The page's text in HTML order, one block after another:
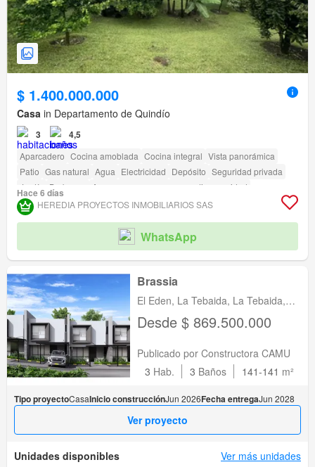
$ 1.400.000.000
Casa in Departamento de Quindío
3 4,5
Aparcadero Cocina amoblada Cocina integral Vista panorámica
Patio Gas natural Agua Electricidad Depósito Seguridad privada
Jardín
Barbecue Acceso para personas con discapacidad
Hace 6 días
HEREDIA PROYECTOS INMOBILIARIOS SAS
WhatsApp
Brassia
El Eden, La Tebaida, La Tebaida,
Quindio
Desde $ 869.500.000
Publicado por Constructora CAMU
3 Hab. 3 Baños 141-141 m²
Tipo proyectoCasaInicio construcciónJun 2026Fecha entregaJun 2028
Ver proyecto
Unidades disponibles Ver más unidades